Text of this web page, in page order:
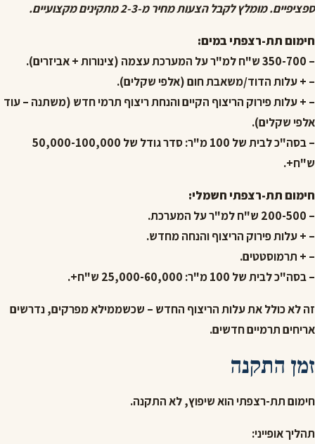
ספציפיים. מומלץ לקבל הצעות מחיר מ-2-3 מתקינים מקצועיים.
חימום תת-רצפתי במים:
– 350-700 ש"ח למ"ר על המערכת עצמה (צינורות + אביזרים).
– + עלות הדוד/משאבת חום (אלפי שקלים).
– + עלות פירוק הריצוף הקיים והנחת ריצוף תרמי חדש (משתנה – עוד
אלפי שקלים).
– בסה"כ לבית של 100 מ"ר: סדר גודל של 50,000-100,000
ש"ח+.
חימום תת-רצפתי חשמלי:
– 200-500 ש"ח למ"ר על המערכת.
– + עלות פירוק הריצוף והנחה מחדש.
– + תרמוסטטים.
– בסה"כ לבית של 100 מ"ר: 25,000-60,000 ש"ח+.
זה לא כולל את עלות הריצוף החדש – שכשממילא מפרקים, נדרשים
אריחים תרמיים חדשים.
זמן התקנה
חימום תת-רצפתי הוא שיפוץ, לא התקנה.
תהליך אופייני: